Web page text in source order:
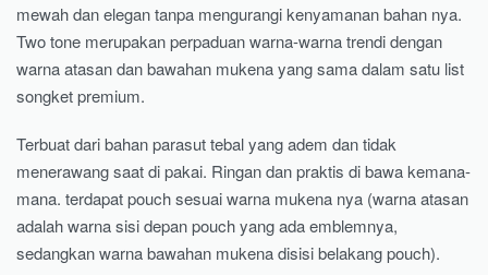
mewah dan elegan tanpa mengurangi kenyamanan bahan nya.
Two tone merupakan perpaduan warna-warna trendi dengan
warna atasan dan bawahan mukena yang sama dalam satu list
songket premium.
Terbuat dari bahan parasut tebal yang adem dan tidak
menerawang saat di pakai. Ringan dan praktis di bawa kemana-
mana. terdapat pouch sesuai warna mukena nya (warna atasan
adalah warna sisi depan pouch yang ada emblemnya,
sedangkan warna bawahan mukena disisi belakang pouch).